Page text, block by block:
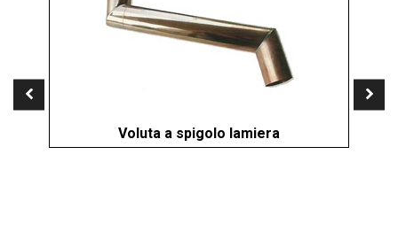
Voluta a spigolo lamiera